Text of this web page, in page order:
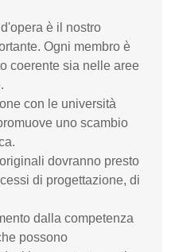
è il nostro
Ogni membro è
coerente sia nelle aree
con le università
uno scambio
dovranno presto
di progettazione, di
dalla competenza
possono